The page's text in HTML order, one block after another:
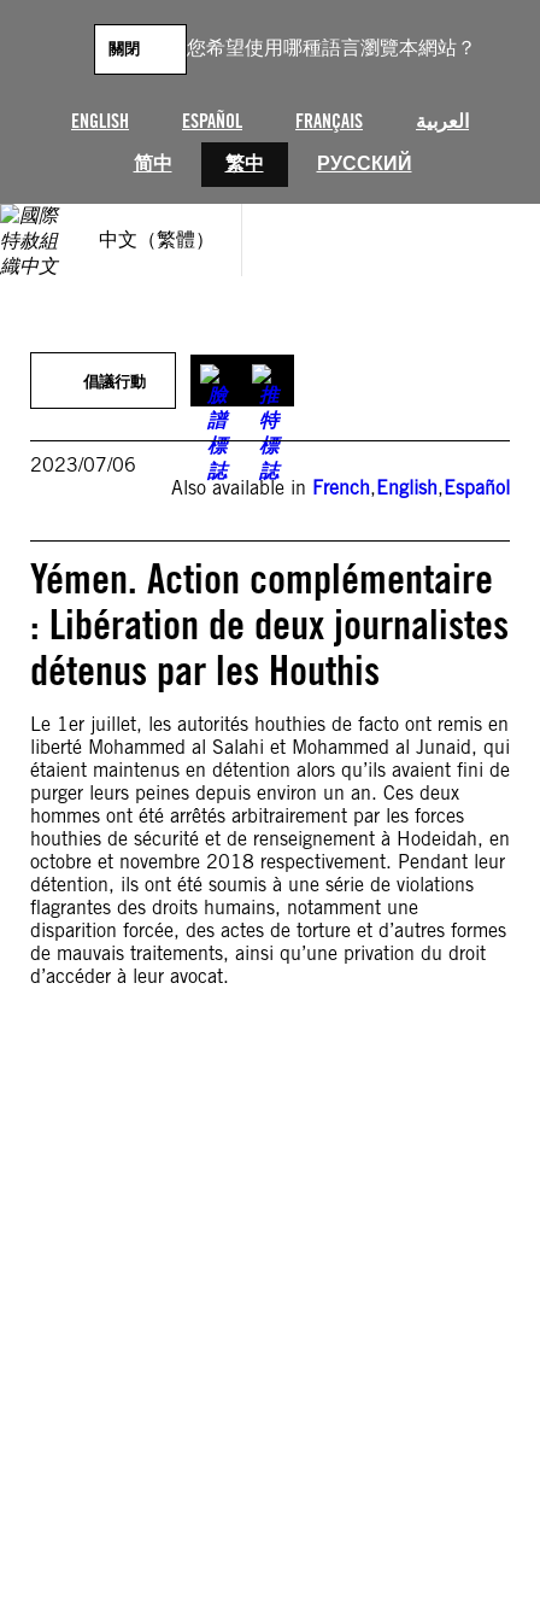
您希望使用哪種語言瀏覽本網站？
ENGLISH ESPAÑOL FRANÇAIS
العربية
简中
繁中 РУССКИЙ
關閉
中文（繁體）
倡議行動
2023/07/06
Also available in French,English,Español
Yémen. Action complémentaire
: Libération de deux journalistes
détenus par les Houthis
Le 1er juillet, les autorités houthies de facto ont remis en
liberté Mohammed al Salahi et Mohammed al Junaid, qui
étaient maintenus en détention alors qu’ils avaient fini de
purger leurs peines depuis environ un an. Ces deux
hommes ont été arrêtés arbitrairement par les forces
houthies de sécurité et de renseignement à Hodeidah, en
octobre et novembre 2018 respectivement. Pendant leur
détention, ils ont été soumis à une série de violations
flagrantes des droits humains, notamment une
disparition forcée, des actes de torture et d’autres formes
de mauvais traitements, ainsi qu’une privation du droit
d’accéder à leur avocat.